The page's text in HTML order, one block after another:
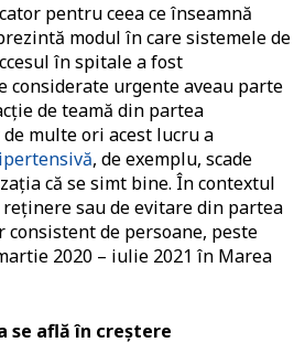
pentru ceea ce înseamnă
modul în care sistemele de
în spitale a fost
considerate urgente aveau parte
de teamă din partea
multe ori acest lucru a
, de exemplu, scade
că se simt bine. În contextul
sau de evitare din partea
consistent de persoane, peste
2020 – iulie 2021 în Marea
se află în creştere